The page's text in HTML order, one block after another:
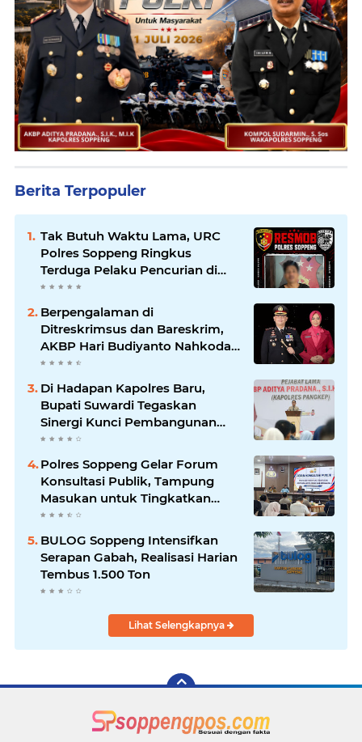
Berita Terpopuler
Tak Butuh Waktu Lama, URC
Polres Soppeng Ringkus
Terduga Pelaku Pencurian di
Liliriaja
Berpengalaman di
Ditreskrimsus dan Bareskrim,
AKBP Hari Budiyanto Nahkodai
Polres Soppeng
Di Hadapan Kapolres Baru,
Bupati Suwardi Tegaskan
Sinergi Kunci Pembangunan
Soppeng
Polres Soppeng Gelar Forum
Konsultasi Publik, Tampung
Masukan untuk Tingkatkan
Pelayanan
BULOG Soppeng Intensifkan
Serapan Gabah, Realisasi Harian
Tembus 1.500 Ton
Lihat Selengkapnya